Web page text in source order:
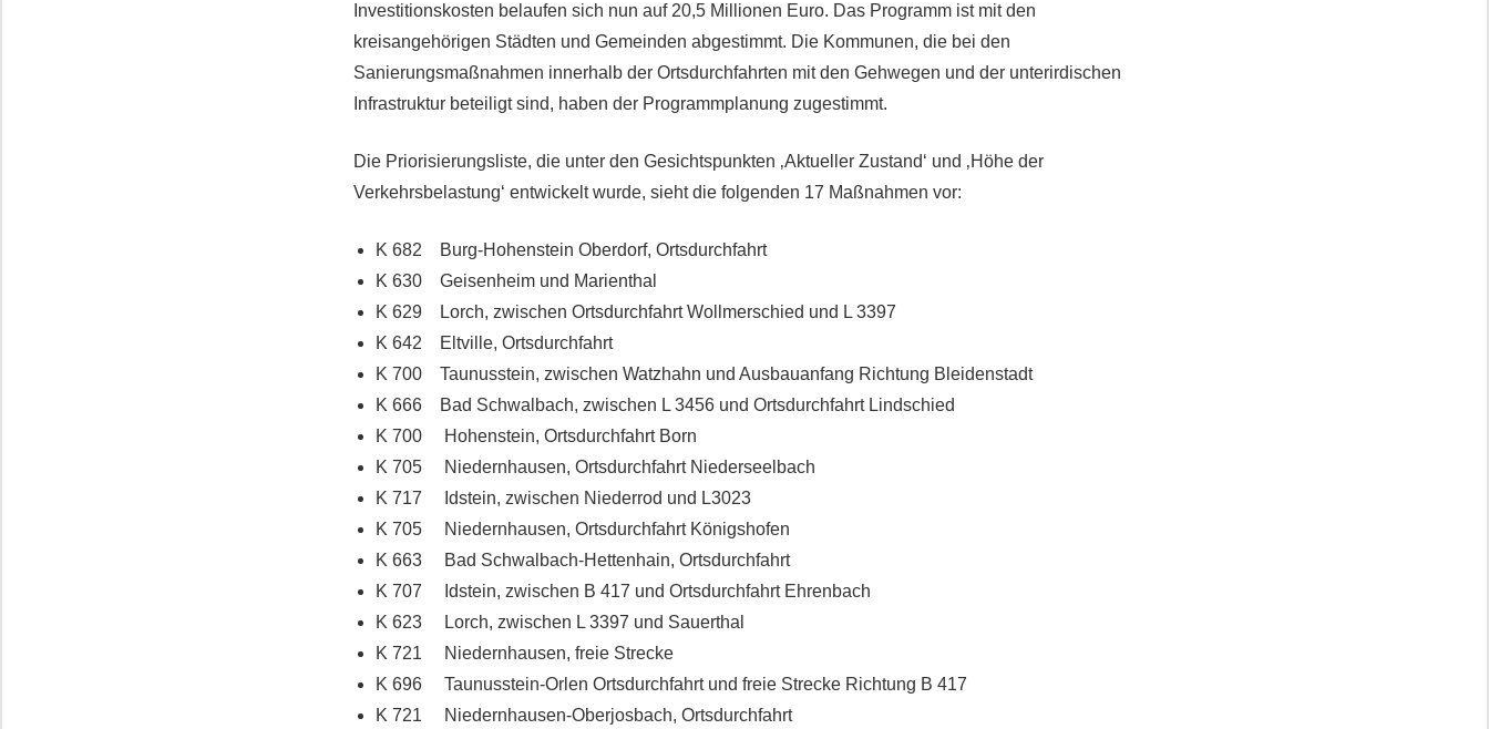
Investitionskosten belaufen sich nun auf 20,5 Millionen Euro. Das Programm ist mit den
kreisangehörigen Städten und Gemeinden abgestimmt. Die Kommunen, die bei den
Sanierungsmaßnahmen innerhalb der Ortsdurchfahrten mit den Gehwegen und der unterirdischen
Infrastruktur beteiligt sind, haben der Programmplanung zugestimmt.
Die Priorisierungsliste, die unter den Gesichtspunkten ‚Aktueller Zustand‘ und ‚Höhe der
Verkehrsbelastung‘ entwickelt wurde, sieht die folgenden 17 Maßnahmen vor:
K 682 Burg-Hohenstein Oberdorf, Ortsdurchfahrt
K 630 Geisenheim und Marienthal
K 629 Lorch, zwischen Ortsdurchfahrt Wollmerschied und L 3397
K 642 Eltville, Ortsdurchfahrt
K 700 Taunusstein, zwischen Watzhahn und Ausbauanfang Richtung Bleidenstadt
K 666 Bad Schwalbach, zwischen L 3456 und Ortsdurchfahrt Lindschied
K 700 Hohenstein, Ortsdurchfahrt Born
K 705 Niedernhausen, Ortsdurchfahrt Niederseelbach
K 717 Idstein, zwischen Niederrod und L3023
K 705 Niedernhausen, Ortsdurchfahrt Königshofen
K 663 Bad Schwalbach-Hettenhain, Ortsdurchfahrt
K 707 Idstein, zwischen B 417 und Ortsdurchfahrt Ehrenbach
K 623 Lorch, zwischen L 3397 und Sauerthal
K 721 Niedernhausen, freie Strecke
K 696 Taunusstein-Orlen Ortsdurchfahrt und freie Strecke Richtung B 417
K 721 Niedernhausen-Oberjosbach, Ortsdurchfahrt